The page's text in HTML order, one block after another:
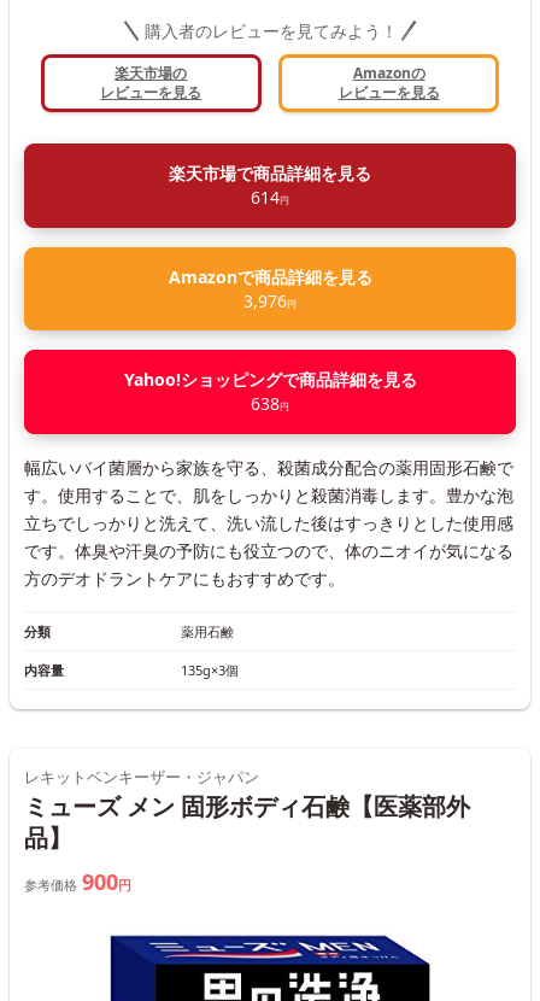
購入者のレビューを見てみよう！
楽天市場の
レビューを見る
Amazonの
レビューを見る
楽天市場で商品詳細を見る
614円
Amazonで商品詳細を見る
3,976円
Yahoo!ショッピングで商品詳細を見る
638円
幅広いバイ菌層から家族を守る、殺菌成分配合の薬用固形石鹸で
す。使用することで、肌をしっかりと殺菌消毒します。豊かな泡
立ちでしっかりと洗えて、洗い流した後はすっきりとした使用感
です。体臭や汗臭の予防にも役立つので、体のニオイが気になる
方のデオドラントケアにもおすすめです。
分類 薬用石鹸
内容量 135g×3個
レキットベンキーザー・ジャパン
ミューズ メン 固形ボディ石鹸【医薬部外
品】
参考価格 900円